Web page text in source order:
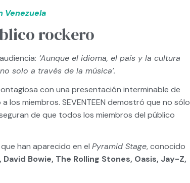
Venezuela
rockero
‘Aunque el idioma, el país y la cultura
solo a través de la música’.
con una presentación interminable de
los miembros. SEVENTEEN demostró que no sólo
de que todos los miembros del público
han aparecido en el Pyramid Stage, conocido
David Bowie, The Rolling Stones, Oasis, Jay-Z,